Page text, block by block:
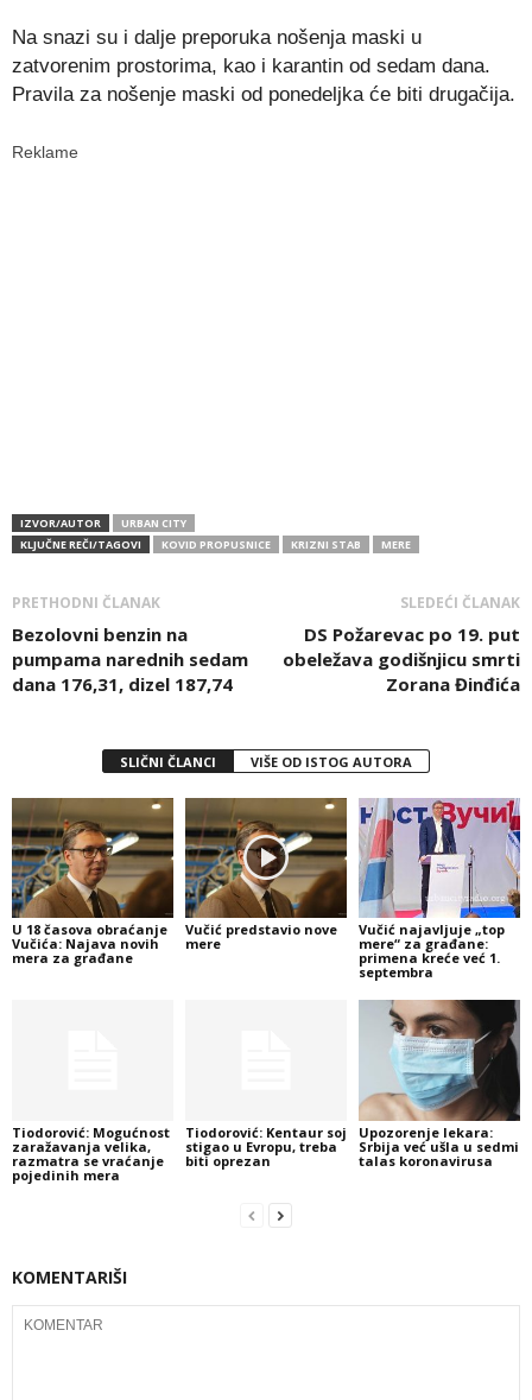
Na snazi su i dalje preporuka nošenja maski u
zatvorenim prostorima, kao i karantin od sedam dana.
Pravila za nošenje maski od ponedeljka će biti drugačija.
Reklame
IZVOR/AUTOR
URBAN CITY
KLJUČNE REČI/TAGOVI
KOVID PROPUSNICE KRIZNI STAB MERE
PRETHODNI ČLANAK
Bezolovni benzin na
pumpama narednih sedam
dana 176,31, dizel 187,74
SLEDEĆI ČLANAK
DS Požarevac po 19. put
obeležava godišnjicu smrti
Zorana Đinđića
SLIČNI ČLANCI VIŠE OD ISTOG AUTORA
U 18 časova obraćanje
Vučića: Najava novih
mera za građane
Vučić predstavio nove
mere
Vučić najavljuje „top
mere“ za građane:
primena kreće već 1.
septembra
Tiodorović: Mogućnost
zaražavanja velika,
razmatra se vraćanje
pojedinih mera
Tiodorović: Kentaur soj
stigao u Evropu, treba
biti oprezan
Upozorenje lekara:
Srbija već ušla u sedmi
talas koronavirusa
KOMENTARIŠI